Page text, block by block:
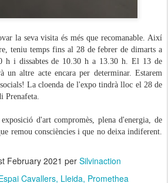
la seva visita és més que recomanable. Així
teniu temps fins al 28 de febrer de dimarts a
h i dissabtes de 10.30 h a 13.30 h. El 13 de
un altre acte encara per determinar. Estarem
socials! La cloenda de l'expo tindrà lloc el 28 de
Prenafeta.
d'art compromès, plena d'energia, de
remou consciències i que no deixa indiferent.
February 2021 per Silvinaction
Cavallers Lleida Promethea